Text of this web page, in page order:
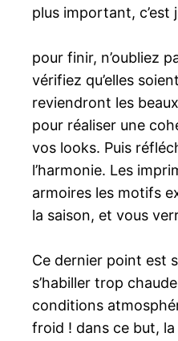
plus important, c’est
pour finir, n’oubliez
vérifiez qu’elles
reviendront les
pour réaliser une
vos looks. Puis
l’harmonie. Les
armoires les motifs
la saison, et vous
Ce dernier point est
s’habiller trop
conditions
froid ! dans ce but, la